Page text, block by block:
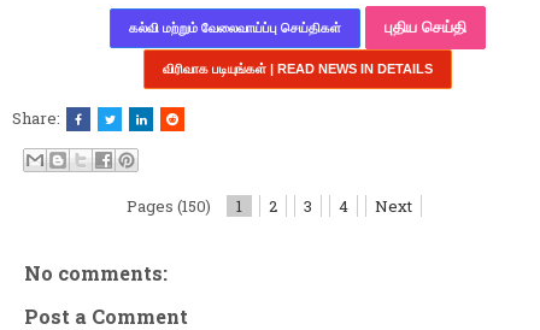
கல்வி மற்றும் வேலைவாய்ப்பு செய்திகள் புதிய செய்தி
விரிவாக படியுங்கள் | READ NEWS IN DETAILS
Share:
Pages (150) 1 2 3 4 Next
No comments:
Post a Comment